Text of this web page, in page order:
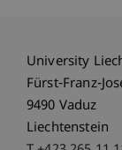
University
Fürst-Franz-
9490 Vaduz
Liechtenstein